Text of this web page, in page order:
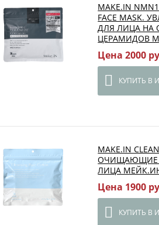
MAKE.IN
FACE MASK.
ДЛЯ ЛИЦА НА
ЦЕРАМИДОВ
Цена 2000
КУПИТЬ В
MAKE.IN
ОЧИЩАЮЩИЕ
ЛИЦА
Цена 1900
КУПИТЬ В